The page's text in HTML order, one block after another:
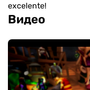
excelente!
Видео